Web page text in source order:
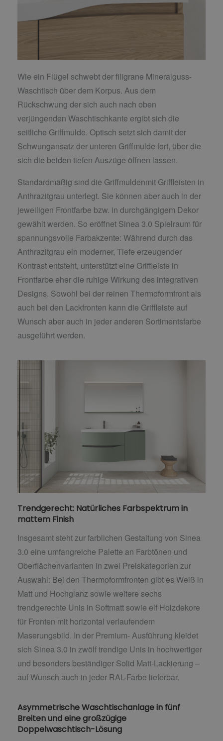
Wie ein Flügel schwebt der filigrane Mineralguss-
Waschtisch über dem Korpus. Aus dem
Rückschwung der sich auch nach oben
verjüngenden Waschtischkante ergibt sich die
seitliche Griffmulde. Optisch setzt sich damit der
Schwungansatz der unteren Griffmulde fort, über die
sich die beiden tiefen Auszüge öffnen lassen.
Standardmäßig sind die Griffmuldenmit Griffleisten in
Anthrazitgrau unterlegt. Sie können aber auch in der
jeweiligen Frontfarbe bzw. in durchgängigem Dekor
gewählt werden. So eröffnet Sinea 3.0 Spielraum für
spannungsvolle Farbakzente: Während durch das
Anthrazitgrau ein moderner, Tiefe erzeugender
Kontrast entsteht, unterstützt eine Griffleiste in
Frontfarbe eher die ruhige Wirkung des integrativen
Designs. Sowohl bei der reinen Thermoformfront als
auch bei den Lackfronten kann die Griffleiste auf
Wunsch aber auch in jeder anderen Sortimentsfarbe
ausgeführt werden.
Trendgerecht: Natürliches Farbspektrum in
mattem Finish
Insgesamt steht zur farblichen Gestaltung von Sinea
3.0 eine umfangreiche Palette an Farbtönen und
Oberflächenvarianten in zwei Preiskategorien zur
Auswahl: Bei den Thermoformfronten gibt es Weiß in
Matt und Hochglanz sowie weitere sechs
trendgerechte Unis in Softmatt sowie elf Holzdekore
für Fronten mit horizontal verlaufendem
Maserungsbild. In der Premium- Ausführung kleidet
sich Sinea 3.0 in zwölf trendige Unis in hochwertiger
und besonders beständiger Solid Matt-Lackierung –
auf Wunsch auch in jeder RAL-Farbe lieferbar.
Asymmetrische Waschtischanlage in fünf
Breiten und eine großzügige
Doppelwaschtisch-Lösung